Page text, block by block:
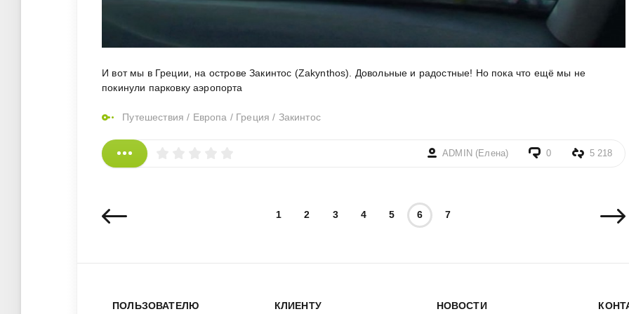
И вот мы в Греции, на острове Закинтос (Zakynthos). Довольные и радостные! Но пока что ещё мы не
покинули парковку аэропорта
Путешествия / Европа / Греция / Закинтос
ADMIN (Елена) 0 5 218
1 2 3 4 5 6 7
ПОЛЬЗОВАТЕЛЮ КЛИЕНТУ НОВОСТИ